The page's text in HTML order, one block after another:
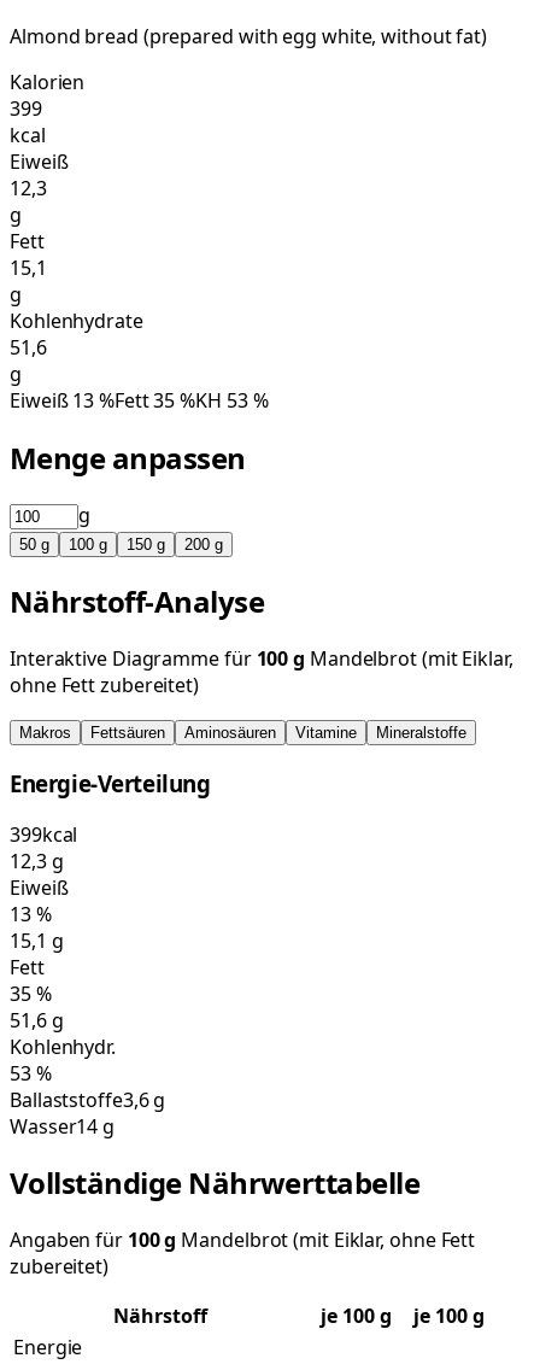
Almond bread (prepared with egg white, without fat)
Kalorien
399
kcal
Eiweiß
12,3
g
Fett
15,1
g
Kohlenhydrate
51,6
g
Eiweiß13%Fett35%KH 53%
Menge anpassen
g
50 g 100 g 150 g 200 g
Nährstoff-Analyse
Interaktive Diagramme für 100g Mandelbrot (mit Eiklar,
ohne Fett zubereitet)
Makros Fettsäuren Aminosäuren Vitamine Mineralstoffe
Energie-Verteilung
399kcal
12,3g
Eiweiß
13%
15,1 g
Fett
35%
51,6g
Kohlenhydr.
53%
Ballaststoffe3,6 g
Wasser14 g
Vollständige Nährwerttabelle
Angaben für 100g Mandelbrot (mit Eiklar, ohne Fett
zubereitet)
Nährstoff
je 100g
je 100 g
Energie